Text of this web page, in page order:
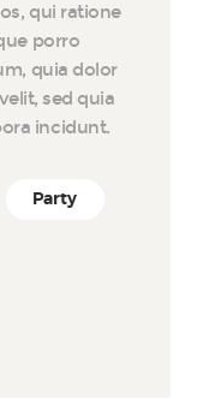
qui ratione
porro
quia dolor
sed quia
incidunt.
Party